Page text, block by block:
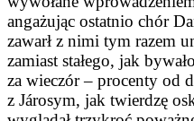
angażując ostatnio chór
zawarł z nimi tym razem
zamiast stałego, jak
za wieczór – procenty od
z Járosym, jak twierdzę